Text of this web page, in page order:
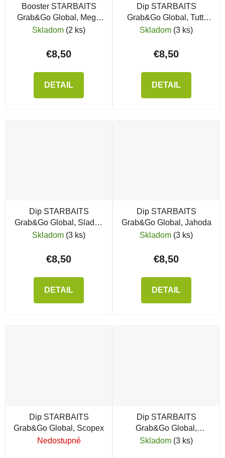
Booster STARBAITS
Grab&Go Global, Mega
Fish
Skladom (2 ks)
€8,50
DETAIL
Dip STARBAITS
Grab&Go Global, Tutti
Frutti
Skladom (3 ks)
€8,50
DETAIL
Dip STARBAITS
Grab&Go Global, Sladká
kukurica
Skladom (3 ks)
€8,50
DETAIL
Dip STARBAITS
Grab&Go Global, Jahoda
Skladom (3 ks)
€8,50
DETAIL
Dip STARBAITS
Grab&Go Global, Scopex
Nedostupné
Dip STARBAITS
Grab&Go Global,
Ananás
Skladom (3 ks)